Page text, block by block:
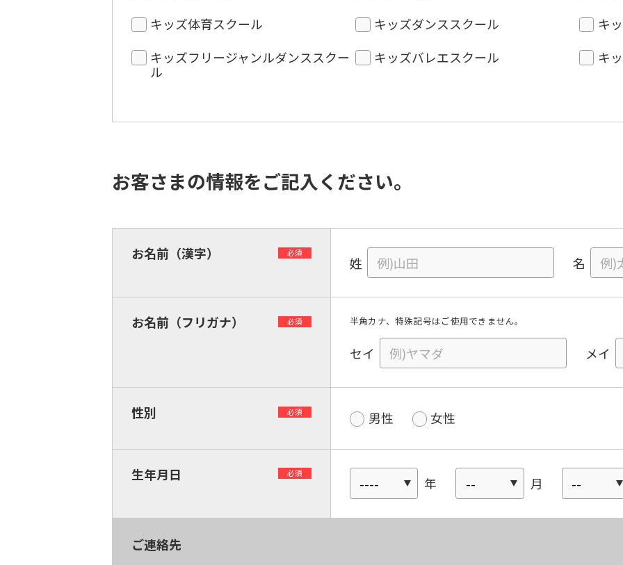
キッズ体育スクール
キッズダンススクール
キ
キッズフリージャンルダンススクー
ル
キッズバレエスクール キ
お客さまの情報をご記入ください。
お名前（漢字） 必須
姓 名
お名前（フリガナ） 必須 半角カナ、特殊記号はご使用できません。
セイ メイ
性別 必須 男性 女性
生年月日 必須
年 月
ご連絡先